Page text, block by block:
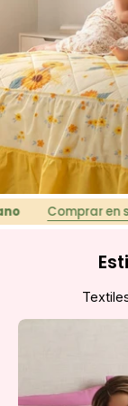
Comprar en sale